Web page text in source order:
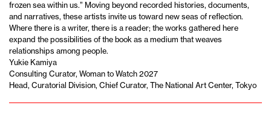
frozen sea within us.” Moving beyond recorded histories, documents,
and narratives, these artists invite us toward new seas of reflection.
Where there is a writer, there is a reader; the works gathered here
expand the possibilities of the book as a medium that weaves
relationships among people.
Yukie Kamiya
Consulting Curator, Woman to Watch 2027
Head, Curatorial Division, Chief Curator, The National Art Center, Tokyo